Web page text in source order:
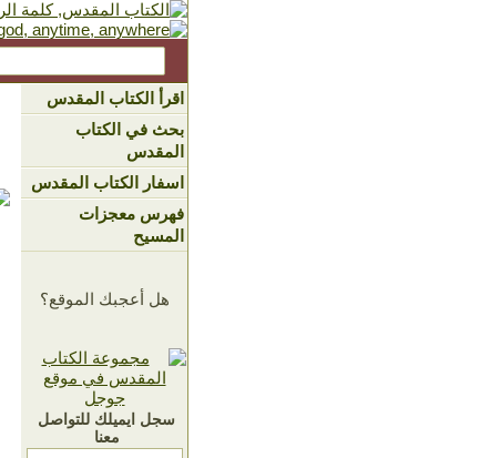
اقرأ الكتاب المقدس
بحث في الكتاب
المقدس
اسفار الكتاب المقدس
فهرس معجزات
المسيح
هل أعجبك الموقع؟
سجل ايميلك للتواصل
معنا